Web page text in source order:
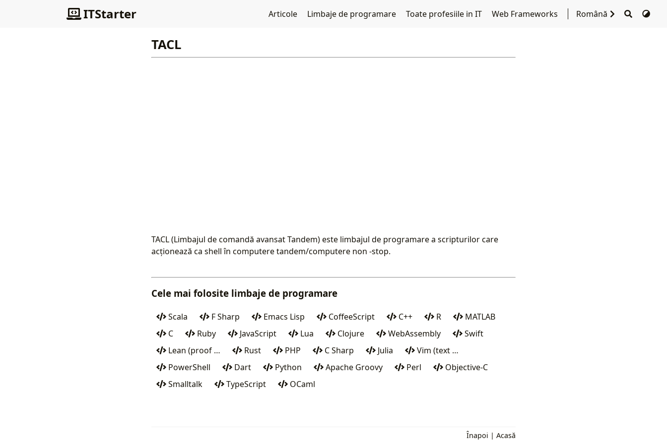
ITStarter Articole Limbaje de programare Toate profesiile in IT Web Frameworks Română
TACL
TACL (Limbajul de comandă avansat Tandem) este limbajul de programare a scripturilor care
acționează ca shell în computere tandem/computere non -stop.
Cele mai folosite limbaje de programare
Scala F Sharp Emacs Lisp CoffeeScript C++ R
MATLAB
C
Ruby JavaScript Lua Clojure WebAssembly
Swift
Lean (proof …
Rust PHP C Sharp Julia
Vim (text …
PowerShell
Dart Python Apache Groovy Perl
Objective-C
Smalltalk
TypeScript OCaml
Înapoi |Acasă